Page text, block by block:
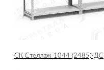
СК Стеллаж 1044 (2485)-ДС